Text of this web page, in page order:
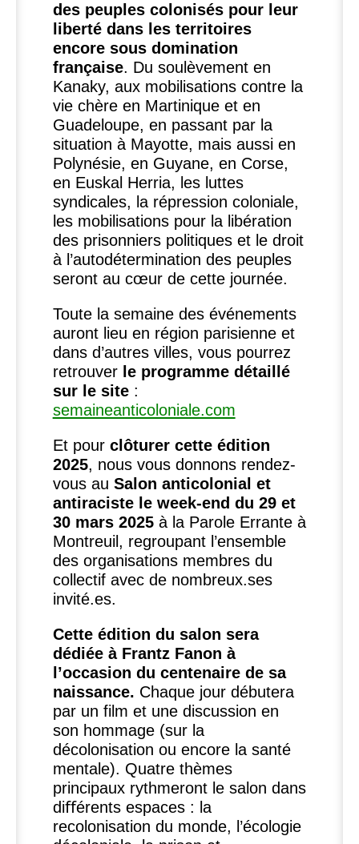
des peuples colonisés pour leur
liberté dans les territoires
encore sous domination
française. Du soulèvement en
Kanaky, aux mobilisations contre la
vie chère en Martinique et en
Guadeloupe, en passant par la
situation à Mayotte, mais aussi en
Polynésie, en Guyane, en Corse,
en Euskal Herria, les luttes
syndicales, la répression coloniale,
les mobilisations pour la libération
des prisonniers politiques et le droit
à l’autodétermination des peuples
seront au cœur de cette journée.
Toute la semaine des événements
auront lieu en région parisienne et
dans d’autres villes, vous pourrez
retrouver le programme détaillé
sur le site:
semaineanticoloniale.com
Et pour clôturer cette édition
2025, nous vous donnons rendez-
vous au Salon anticolonial et
antiraciste le week-end du 29 et
30 mars 2025à la Parole Errante à
Montreuil, regroupant l’ensemble
des organisations membres du
collectif avec de nombreux.ses
invité.es.
Cette édition du salon sera
dédiée à Frantz Fanon à
l’occasion du centenaire de sa
naissance. Chaque jour débutera
par un film et une discussion en
son hommage (sur la
décolonisation ou encore la santé
mentale). Quatre thèmes
principaux rythmeront le salon dans
diﬀérents espaces : la
recolonisation du monde, l’écologie